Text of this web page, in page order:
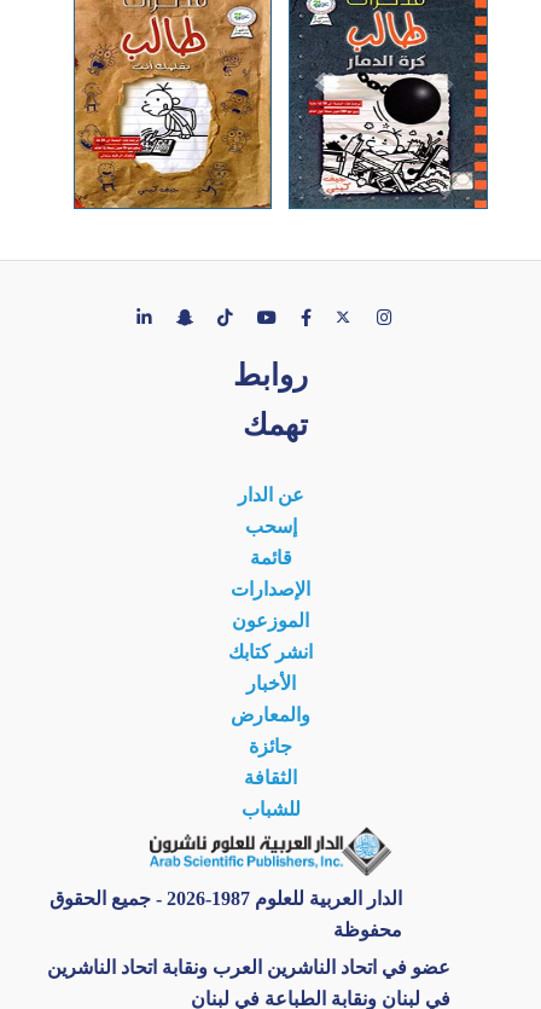
روابط
تهمك
عن الدار
إسحب
قائمة
الإصدارات
الموزعون
انشر كتابك
الأخبار
والمعارض
جائزة
الثقافة
للشباب
الدار العربية للعلوم 1987-2026 - جميع الحقوق
محفوظة
عضو في اتحاد الناشرين العرب ونقابة اتحاد الناشرين
في لبنان ونقابة الطباعة في لبنان